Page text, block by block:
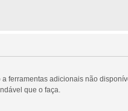
ferramentas adicionais não
que o faça.